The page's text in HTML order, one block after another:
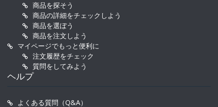
商品を探そう
商品の詳細をチェックしよう
商品を選ぼう
商品を注文しよう
マイページでもっと便利に
注文履歴をチェック
質問をしてみよう
ヘルプ
よくある質問（Q&A）